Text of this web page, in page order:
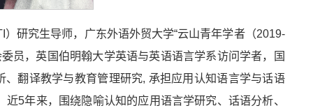
研究生导师，广东外语外贸大学“云山青年学者（2019-
员，英国伯明翰大学英语与英语语言学系访问学者，国
翻译教学与教育管理研究, 承担应用认知语言学与话语
5年来，围绕隐喻认知的应用语言学研究、话语分析、